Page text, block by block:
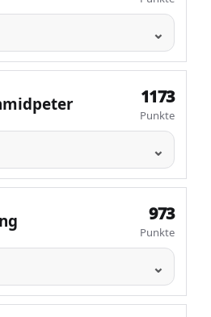
1173
Punkte
973
Punkte